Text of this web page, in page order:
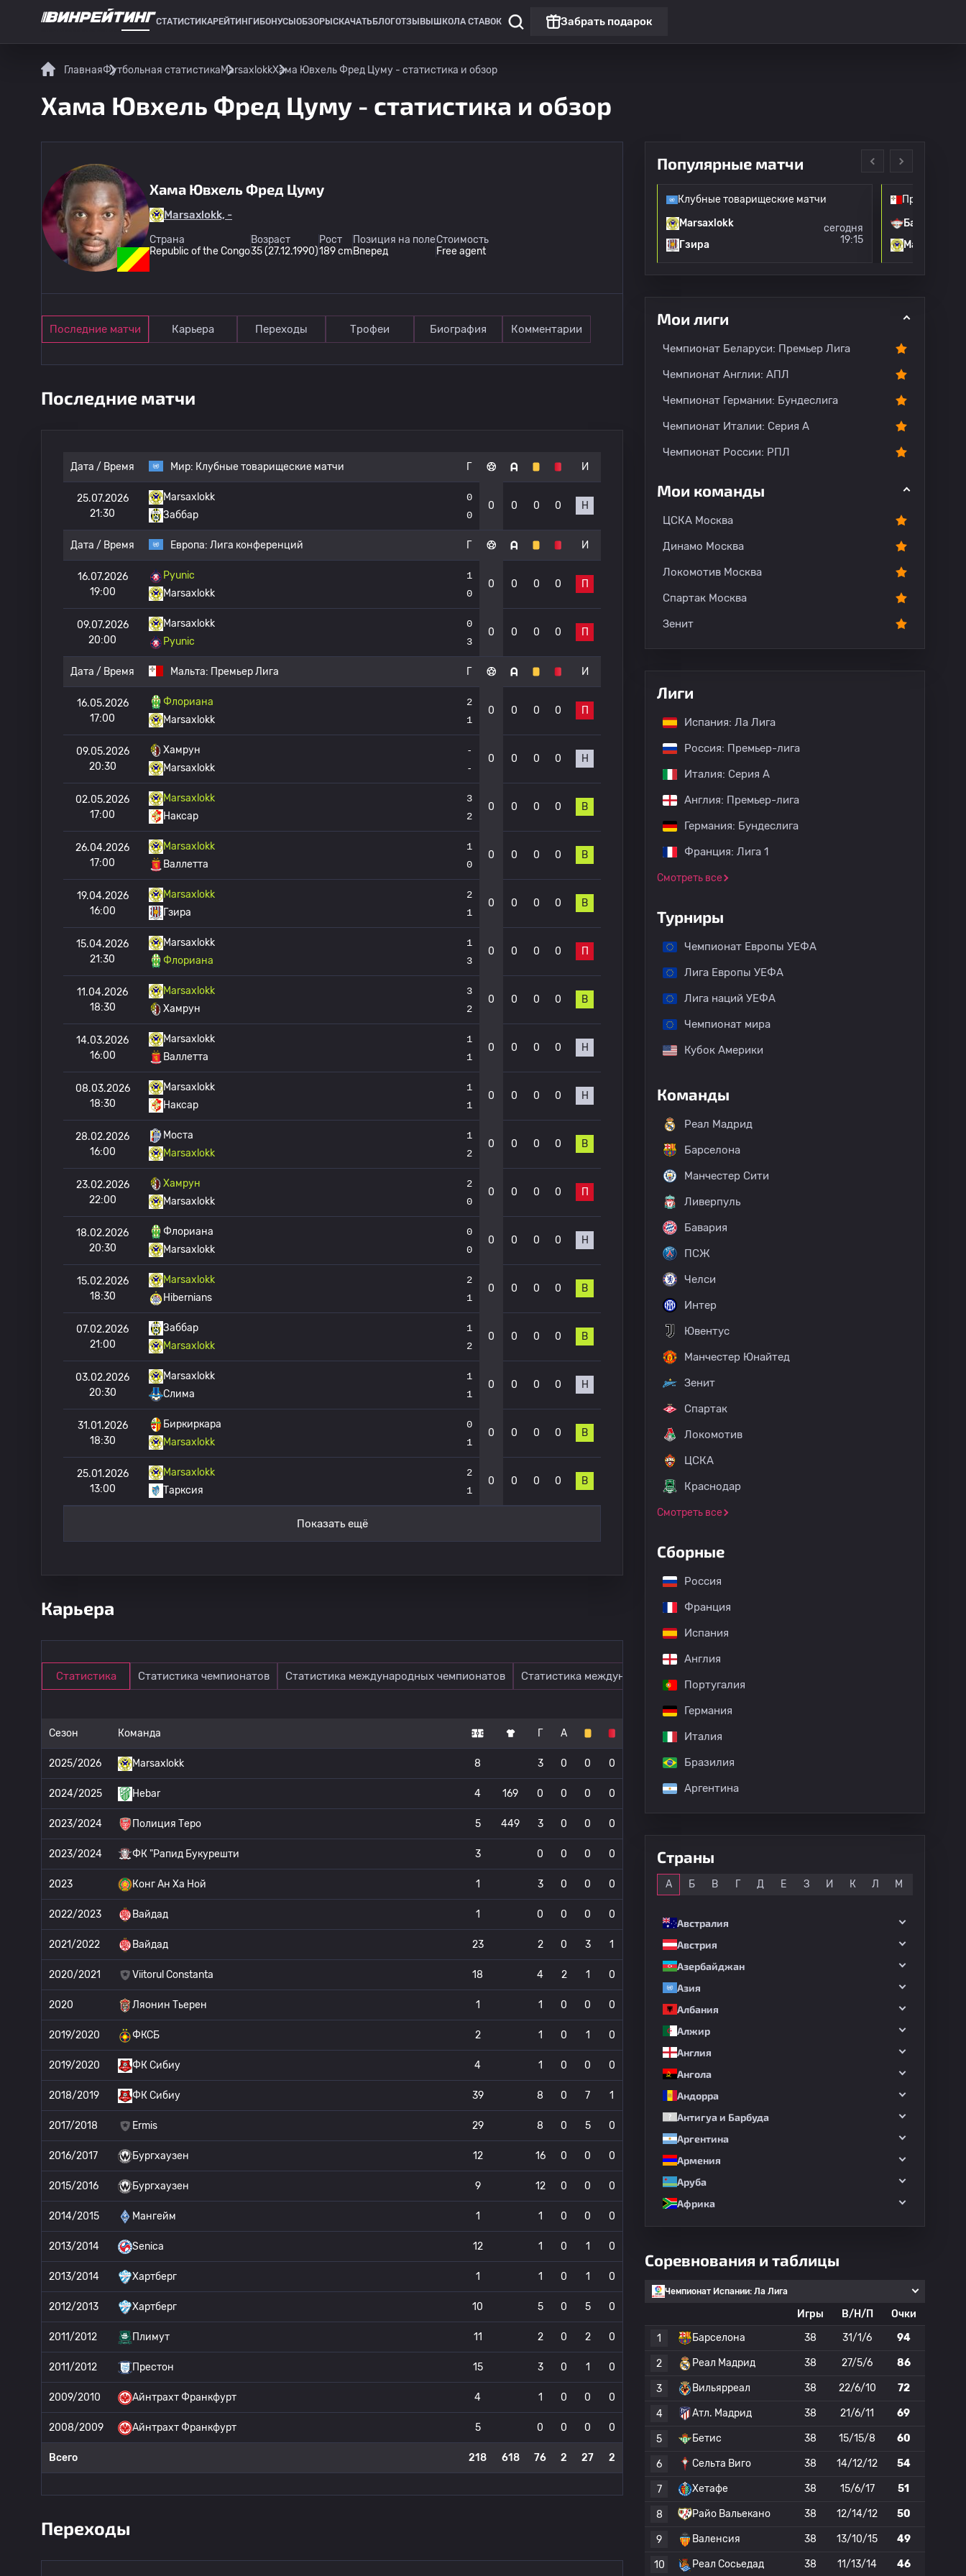
СТАТИСТИКАРЕЙТИНГИ БОНУСЫ ОБЗОРЫ СКАЧАТЬ БЛОГОТЗЫВЫ ШКОЛА СТАВОК Забрать подарок
ГлавнаяФутбольная статистикаMarsaxlokkХама Ювхель Фред Цуму - статистика и обзор
Хама Ювхель Фред Цуму - статистика и обзор
Хама Ювхель Фред Цуму
Marsaxlokk, -
Страна
Republic of the Congo
Возраст
35 (27.12.1990)
Рост
189 cm
Позиция на поле
Вперед
Стоимость
Free agent
Последние матчи Карьера Переходы Трофеи Биография Комментарии
Последние матчи
Дата / Время Мир: Клубные товарищеские матчи Г И
25.07.2026
21:30
Marsaxlokk
Заббар
0
0
0 0 0 0 Н
Дата / Время Европа: Лига конференций Г И
16.07.2026
19:00
Pyunic
Marsaxlokk
1
0
0 0 0 0 П
09.07.2026
20:00
Marsaxlokk
Pyunic
0
3
0 0 0 0 П
Дата / Время Мальта: Премьер Лига Г И
16.05.2026
17:00
Флориана
Marsaxlokk
2
1
0 0 0 0 П
09.05.2026
20:30
Хамрун
Marsaxlokk
-
-
0 0 0 0 Н
02.05.2026
17:00
Marsaxlokk
Наксар
3
2
0 0 0 0 В
26.04.2026
17:00
Marsaxlokk
Валлетта
1
0
0 0 0 0 В
19.04.2026
16:00
Marsaxlokk
Гзира
2
1
0 0 0 0 В
15.04.2026
21:30
Marsaxlokk
Флориана
1
3
0 0 0 0 П
11.04.2026
18:30
Marsaxlokk
Хамрун
3
2
0 0 0 0 В
14.03.2026
16:00
Marsaxlokk
Валлетта
1
1
0 0 0 0 Н
08.03.2026
18:30
Marsaxlokk
Наксар
1
1
0 0 0 0 Н
28.02.2026
16:00
Моста
Marsaxlokk
1
2
0 0 0 0 В
23.02.2026
22:00
Хамрун
Marsaxlokk
2
0
0 0 0 0 П
18.02.2026
20:30
Флориана
Marsaxlokk
0
0
0 0 0 0 Н
15.02.2026
18:30
Marsaxlokk
Hibernians
2
1
0 0 0 0 В
07.02.2026
21:00
Заббар
Marsaxlokk
1
2
0 0 0 0 В
03.02.2026
20:30
Marsaxlokk
Слима
1
1
0 0 0 0 Н
31.01.2026
18:30
Биркиркара
Marsaxlokk
0
1
0 0 0 0 В
25.01.2026
13:00
Marsaxlokk
Тарксия
2
1
0 0 0 0 В
Показать ещё
Карьера
Статистика Статистика чемпионатов Статистика международных чемпионатов Статистика международных матчей
Сезон Команда Г А
2025/2026 Marsaxlokk 8 3 0 0 0
2024/2025 Hebar 4 169 0 0 0 0
2023/2024 Полиция Теро 5 449 3 0 0 0
2023/2024 ФК "Рапид Букурешти 3 0 0 0 0
2023 Конг Ан Ха Ной 1 3 0 0 0
2022/2023 Вайдад 1 0 0 0 0
2021/2022 Вайдад 23 2 0 3 1
2020/2021 Viitorul Constanta 18 4 2 1 0
2020 Ляонин Тьерен 1 1 0 0 0
2019/2020 ФКСБ 2 1 0 1 0
2019/2020 ФК Сибиу 4 1 0 0 0
2018/2019 ФК Сибиу 39 8 0 7 1
2017/2018 Ermis 29 8 0 5 0
2016/2017 Бургхаузен 12 16 0 0 0
2015/2016 Бургхаузен 9 12 0 0 0
2014/2015 Мангейм 1 1 0 0 0
2013/2014 Senica 12 1 0 1 0
2013/2014 Хартберг 1 1 0 1 0
2012/2013 Хартберг 10 5 0 5 0
2011/2012 Плимут 11 2 0 2 0
2011/2012 Престон 15 3 0 1 0
2009/2010 Айнтрахт Франкфурт 4 1 0 0 0
2008/2009 Айнтрахт Франкфурт 5 0 0 0 0
Всего 218 618 76 2 27 2
Переходы
Популярные матчи
Marsaxlokk
Клубные товарищеские матчи
Marsaxlokk
Гзира
сегодня
19:15
Премьер
Бальзан
Marsaxlokk
Мои лиги
Чемпионат Беларуси: Премьер Лига
Чемпионат Англии: АПЛ
Чемпионат Германии: Бундеслига
Чемпионат Италии: Серия А
Чемпионат России: РПЛ
Мои команды
ЦСКА Москва
Динамо Москва
Локомотив Москва
Спартак Москва
Зенит
Лиги
Испания: Ла Лига
Россия: Премьер-лига
Италия: Серия А
Англия: Премьер-лига
Германия: Бундеслига
Франция: Лига 1
Смотреть все
Турниры
Чемпионат Европы УЕФА
Лига Европы УЕФА
Лига наций УЕФА
Чемпионат мира
Кубок Америки
Команды
Реал Мадрид
Барселона
Манчестер Сити
Ливерпуль
Бавария
ПСЖ
Челси
Интер
Ювентус
Манчестер Юнайтед
Зенит
Спартак
Локомотив
ЦСКА
Краснодар
Смотреть все
Сборные
Россия
Франция
Испания
Англия
Португалия
Германия
Италия
Бразилия
Аргентина
Страны
А Б В Г Д Е З И К Л М
Австралия
Австрия
Азербайджан
Азия
Албания
Алжир
Англия
Ангола
Андорра
Антигуа и Барбуда
Аргентина
Армения
Аруба
Африка
Соревнования и таблицы
Чемпионат Испании: Ла Лига
Игры В/Н/П
Очки
1
Барселона 38 31/1/6 94
2 Реал Мадрид 38 27/5/6 86
3 Вильярреал 38 22/6/10 72
4 Атл. Мадрид 38 21/6/11 69
5 Бетис 38 15/15/8 60
6 Сельта Виго 38 14/12/12 54
7 Хетафе 38 15/6/17 51
8 Райо Вальекано 38 12/14/12 50
9 Валенсия 38 13/10/15 49
10 Реал Сосьедад 38 11/13/14 46